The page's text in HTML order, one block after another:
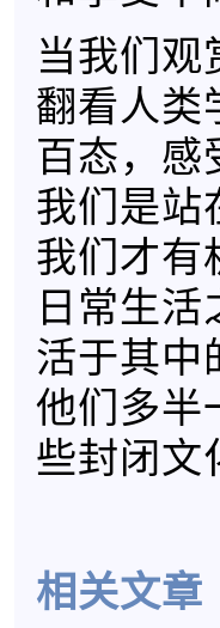
当我们
翻看人类
百态，感
我们是站
我们才有
日常生
活于其中
他们多半
些封闭文
相关文章